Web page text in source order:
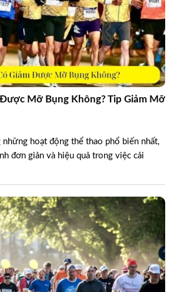
Mỡ Bụng Không? Tip Giảm Mỡ
hoạt động thể thao phổ biến nhất,
đơn giản và hiệu quả trong việc cải